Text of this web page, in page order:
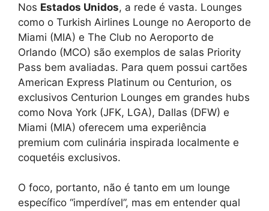
Nos Estados Unidos, a rede é vasta. Lounges
como o Turkish Airlines Lounge no Aeroporto de
Miami (MIA) e The Club no Aeroporto de
Orlando (MCO) são exemplos de salas Priority
Pass bem avaliadas. Para quem possui cartões
American Express Platinum ou Centurion, os
exclusivos Centurion Lounges em grandes hubs
como Nova York (JFK, LGA), Dallas (DFW) e
Miami (MIA) oferecem uma experiência
premium com culinária inspirada localmente e
coquetéis exclusivos.
O foco, portanto, não é tanto em um lounge
específico “imperdível”, mas em entender qual